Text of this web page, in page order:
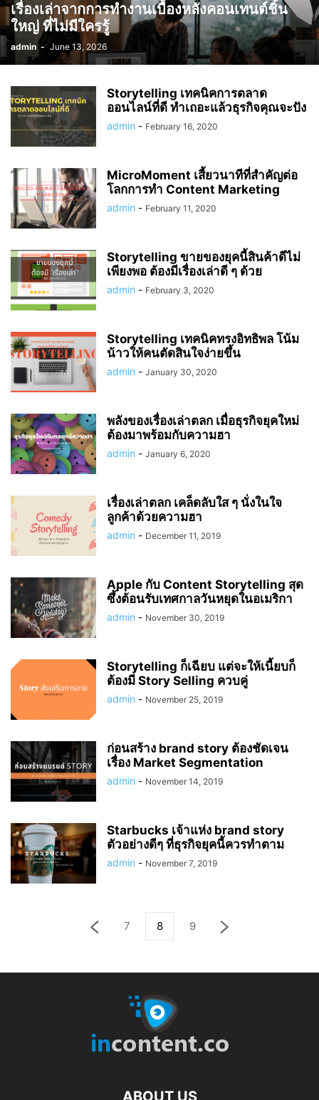
เรื่องเล่าจากการทำงานเบื้องหลังคอนเทนต์ชิ้น
ใหญ่ ที่ไม่มีใครรู้
admin - June 13, 2026
Storytelling เทคนิคการตลาด
ออนไลน์ที่ดี ทำเถอะแล้วธุรกิจคุณจะปัง
admin - February 16, 2020
MicroMoment เสี้ยวนาทีที่สำคัญต่อ
โลกการทำ Content Marketing
admin - February 11, 2020
Storytelling ขายของยุคนี้สินค้าดีไม่
เพียงพอ ต้องมีเรื่องเล่าดี ๆ ด้วย
admin - February 3, 2020
Storytelling เทคนิคทรงอิทธิพล โน้ม
น้าวให้คนตัดสินใจง่ายขึ้น
admin - January 30, 2020
พลังของเรื่องเล่าตลก เมื่อธุรกิจยุคใหม่
ต้องมาพร้อมกับความฮา
admin - January 6, 2020
เรื่องเล่าตลก เคล็ดลับใส ๆ นั่งในใจ
ลูกค้าด้วยความฮา
admin - December 11, 2019
Apple กับ Content Storytelling สุด
ซึ้งต้อนรับเทศกาลวันหยุดในอเมริกา
admin - November 30, 2019
Storytelling ก็เฉียบ แต่จะให้เนี้ยบก็
ต้องมี Story Selling ควบคู่
admin - November 25, 2019
ก่อนสร้าง brand story ต้องชัดเจน
เรื่อง Market Segmentation
admin - November 14, 2019
Starbucks เจ้าแห่ง brand story
ตัวอย่างดีๆ ที่ธุรกิจยุคนี้ควรทำตาม
admin - November 7, 2019
7 8 9
ABOUT US